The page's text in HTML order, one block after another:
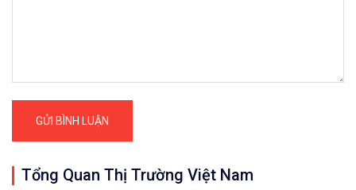
Tổng Quan Thị Trường Việt Nam